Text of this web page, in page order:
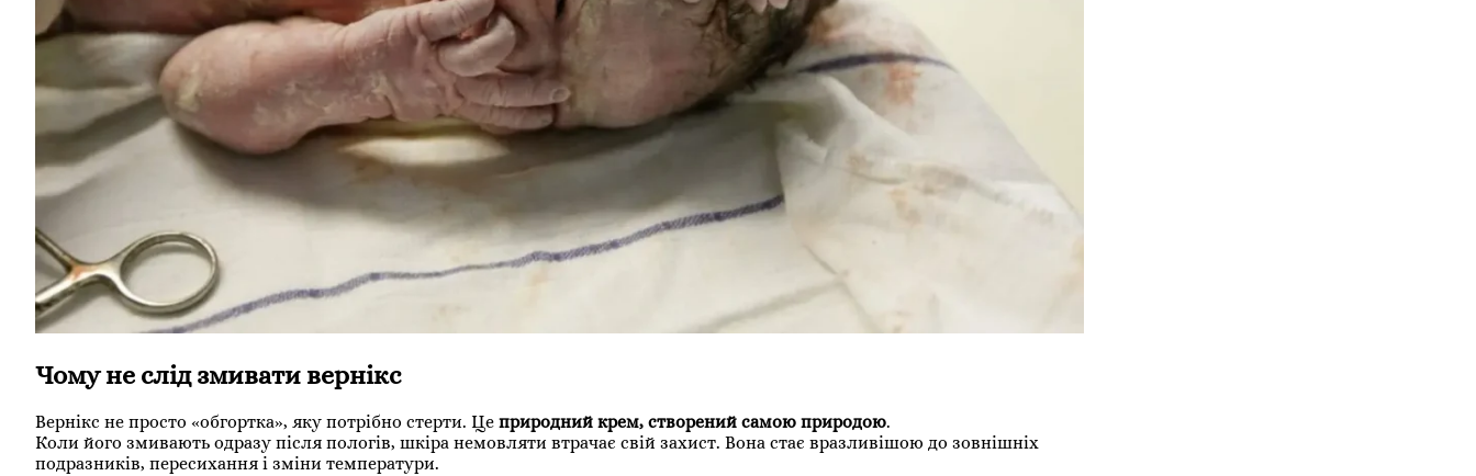
Чому не слід змивати вернікс
Вернікс не просто «обгортка», яку потрібно стерти. Це природний крем, створений самою природою.
Коли його змивають одразу після пологів, шкіра немовляти втрачає свій захист. Вона стає вразливішою до зовнішніх
подразників, пересихання і зміни температури.